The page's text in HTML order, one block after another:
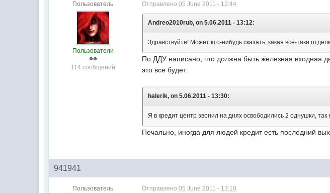
Пользователь
Пользователи
114 сообщений
Отправлено05 June 2011 - 12:44
Andreo2010rub, on 5.06.2011 - 13:12:
Здравствуйте! Может кто-нибудь сказать, какая всё-таки
По ДДУ написано, что должна быть железная входная
это все будет.
halerik, on 5.06.2011 - 13:30:
Я в кредит центр звонил на днях освободились 2 однушки,
Печально, иногда для людей кредит есть последний
941941
Пользователь Отправлено05 June 2011 - 13:10